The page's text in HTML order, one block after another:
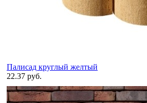
Палисад круглый желтый
22.37 руб.